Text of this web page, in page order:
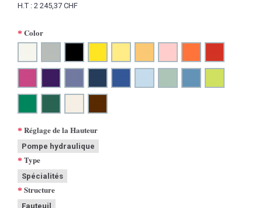
H.T : 2 245,37 CHF
Color
Réglage de la Hauteur
Pompe hydraulique
Type
Spécialités
Structure
Fauteuil